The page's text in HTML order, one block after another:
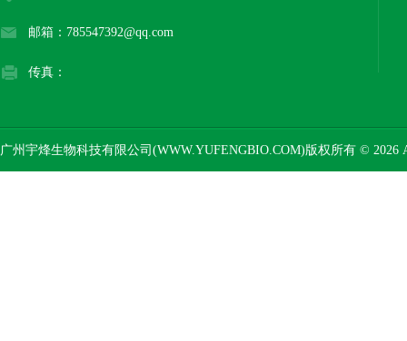
邮箱：785547392@qq.com
传真：
广州宇烽生物科技有限公司(WWW.YUFENGBIO.COM)版权所有 © 2026